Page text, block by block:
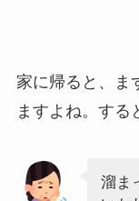
家に帰ると、ま
ますよね。する
溜ま